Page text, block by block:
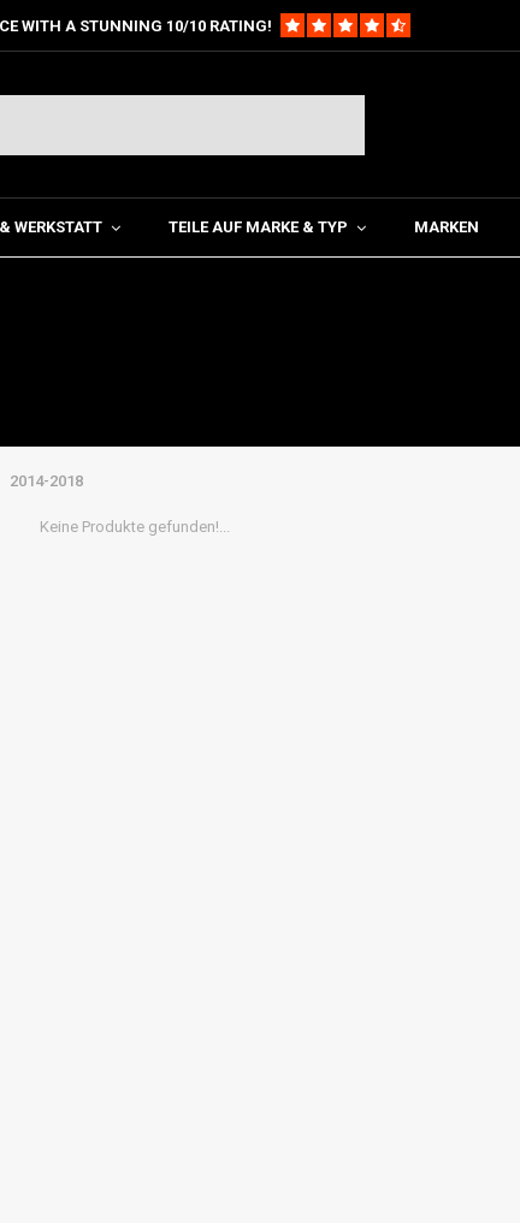
WITH A STUNNING 10/10 RATING!
WERKSTATT TEILE AUF MARKE & TYP MARKEN
2014-2018
Keine Produkte gefunden!...